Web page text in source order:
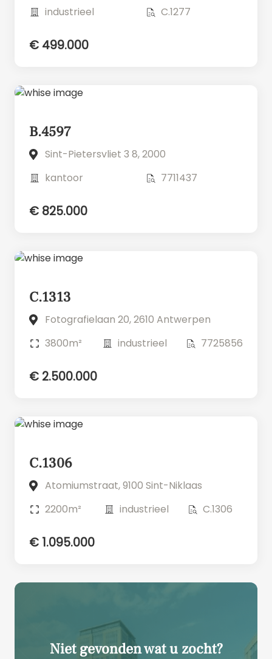
industrieel C.1277
€ 499.000
B.4597
Sint-Pietersvliet 3 8, 2000
kantoor
7711437
€ 825.000
C.1313
Fotografielaan 20, 2610 Antwerpen
3800m²
industrieel 7725856
€ 2.500.000
C.1306
Atomiumstraat, 9100 Sint-Niklaas
2200m²
industrieel C.1306
€ 1.095.000
Niet gevonden wat u zocht?